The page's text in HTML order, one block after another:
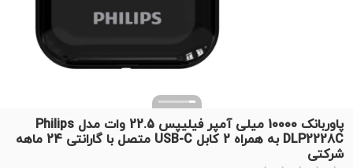
پاوربانک 10000 میلی آمپر فیلیپس 22.5 وات مدل Philips
DLP2228C به همراه 2 کابل USB-C متصل با گارانتی 24 ماهه
شرکتی